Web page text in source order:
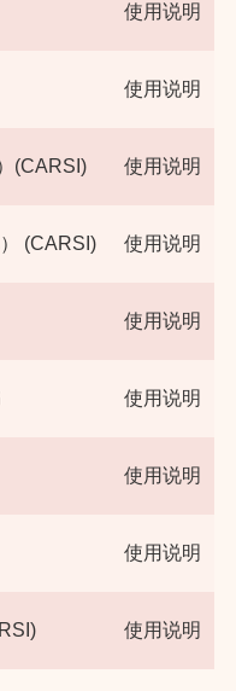
使用说明
使用说明
(CARSI) 使用说明
(CARSI) 使用说明
使用说明
使用说明
使用说明
使用说明
使用说明